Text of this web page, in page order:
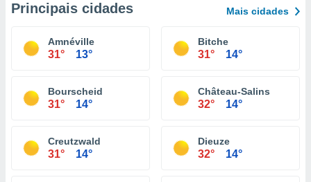
Principais cidades Mais cidades
Amnéville
31° 13°
Bitche
31° 14°
Bourscheid
31° 14°
Château-Salins
32° 14°
Creutzwald
31° 14°
Dieuze
32° 14°